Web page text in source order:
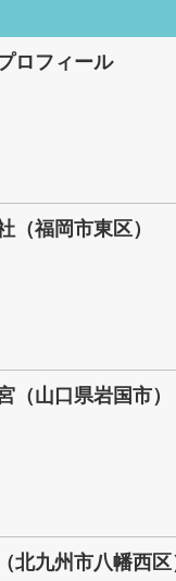
ロフィール
（福岡市東区）
（山口県岩国市）
北九州市八幡西区